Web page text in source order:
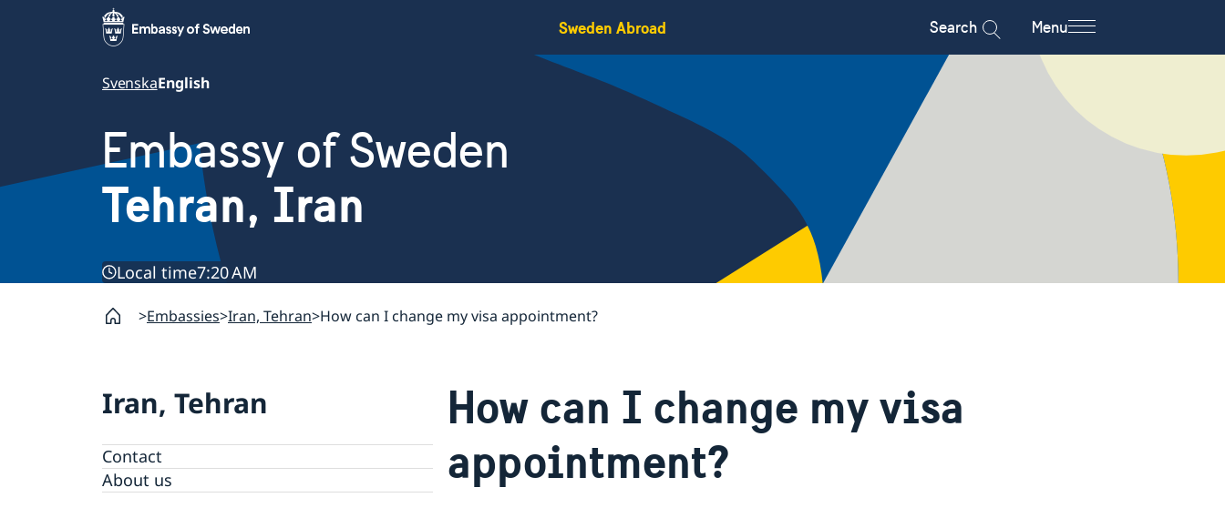
Sweden Abroad Search Menu
SvenskaEnglish
Embassy of Sweden
Tehran, Iran
Local time7:20 AM
Embassies Iran, Tehran How can I change my visa appointment?
Iran, Tehran
Contact
About us
How can I change my visa
appointment?